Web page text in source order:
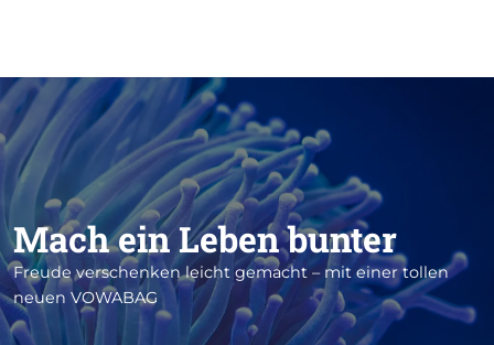
Mach ein Leben bunter
Freude verschenken leicht gemacht – mit einer tollen
neuen VOWABAG